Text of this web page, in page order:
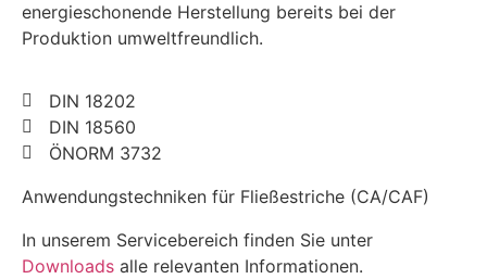
energieschonende Herstellung bereits bei der
Produktion umweltfreundlich.
DIN 18202
DIN 18560
ÖNORM 3732
Anwendungstechniken für Fließestriche (CA/CAF)
In unserem Servicebereich finden Sie unter
Downloads alle relevanten Informationen.